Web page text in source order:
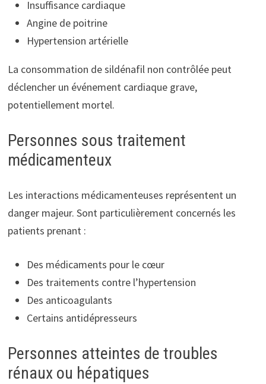
Insuffisance cardiaque
Angine de poitrine
Hypertension artérielle
La consommation de sildénafil non contrôlée peut
déclencher un événement cardiaque grave,
potentiellement mortel.
Personnes sous traitement
médicamenteux
Les interactions médicamenteuses représentent un
danger majeur. Sont particulièrement concernés les
patients prenant :
Des médicaments pour le cœur
Des traitements contre l’hypertension
Des anticoagulants
Certains antidépresseurs
Personnes atteintes de troubles
rénaux ou hépatiques